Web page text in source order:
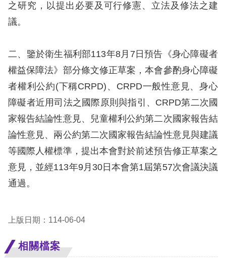
最
新
權
業
務
核
心
人
權
陳
情
之研究，以提出必要及可行修憲、立法及修法之建
議。
二、鑒於衛生福利部113年8月7日預告《身心障礙者
權益保障法》部分條文修正草案，本會參酌身心障礙
者權利公約(下稱CRPD)、CRPD一般性意見、身心
障礙者近用司法之國際原則與指引、CRPD第二次國
家報告結論性意見、兒童權利公約第二次國家報告結
論性意見、兩公約第二次國家報告結論性意見與建議
等國際人權標準，提出本會對於前述預告修正草案之
意見，並經113年9月30日本會第1屆第57次會議決議
通過。
上版日期：114-06-04
相關檔案